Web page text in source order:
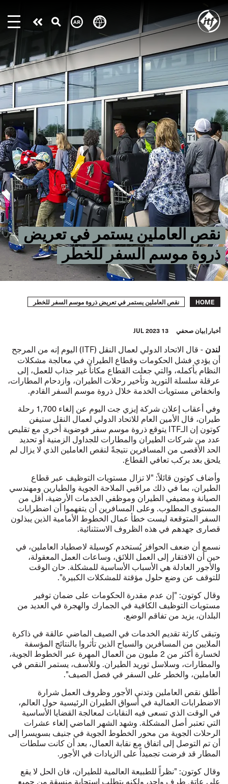
Skip
to
main
content
نقص العاملين يستمر في تعريض
ذروة موسم السفر للخطر
Take
action
Breadcrumb
HOME نقص العاملين يستمر في تعريض ذروة موسم السفر للخطر
أخبار بيان صحفي 13 JUL 2023
لندن
- قال الاتحاد الدولي لعمال النقل (ITF) اليوم إنه من المرجح
أن يؤدي فشل الحكومات وقطاع الطيران في معالجة مشكلات
النظام بأكمله، والتي جعلت القطاع مكاناً غير جذاب للعمل، إلى
عرقلة سلسلة التوريد وتأخير رحلات الطيران، وازدحام المطارات،
وانخفاض مستويات الخدمة خلال ذروة موسم السفر القادم.
وفي أعقاب إعلان شركة إيزي جت اليوم
عن إلغاء 1,700 رحلة
طيران، قال الأمين العام للاتحاد الدولي لعمال النقل ستيفن
كوتون إن الـITF يتوقع ذروة موسم سفر فوضوية أخرى مع تقليص
عدد من شركات الطيران والمطارات للجداول الزمنية أو تحديد
الحد الأقصى من المسافرين نتيجةً لنقص العاملين الذي لا يزال لم
يلحق بعد بركب تعافي القطاع.
وأضاف كوتون قائلاً: "لا تزال مستويات التوظيف عبر قطاع
الطيران، بما في ذلك مراقبي الملاحة الجوية والطيارين ومهندسي
الصيانة ومضيفي الطيران وموظفي الخدمات الأرضية، أقل من
المستوى المطلوب. وعلى المسافرين أن يتفهموا أن اضطرابات
السفر المتوقعة ليست خطأ عمال الخطوط الأمامية الذين يبذلون
قصارى جهدهم في هذه الظروف الاستثنائية.
نسمع أن ضعف الحوافز يُستخدم كوسيلة لاصطياد العاملين، في
حين أن الافتقار إلى العمل اللائق، وساعات العمل المعقولة،
والأجور العادلة هي الأسباب الأساسية للمشكلة. حان الوقت
للتوقف عن وضع حلول مؤقتة للمشكلات الكبيرة".
وقال كوتون: "إن عدم مقدرة الحكومات على ضمان توفير
مستويات التوظيف الكافية في الجمارك والهجرة في العديد من
البلدان، يزيد من تفاقم الوضع.
وتبقى كارثة تقديم الخدمات في الصيف الماضي عالقة في ذاكرة
الملايين من المسافرين والسياح الذين تأثروا بالنتائج المؤسفة
لخسارة أكثر من 2 مليون من العمال المهرة عبر الخطوط الجوية،
والمطارات، وسلاسل توريد الطيران. وللأسف، يستمر النقص في
العاملين، والخطر على السفر في فصل الصيف".
أطلق نقص العاملين وتدني الأجور وظروف العمل شرارة
الاضطرابات العمالية في أسواق الطيران الرئيسية حول العالم،
في الوقت الذي تسعى فيه النقابات لمعالجة القضايا الأساسية
التي تعتبر أصل المشكلة. وشهد الشهر الماضي إلغاء عشرات
الرحلات الجوية من محور الخطوط الجوية في جنيف بسويسرا إلى
أن تم التوصل إلى اتفاق مع نقابة العمال، بعد أن كانت سلطات
المطار قد فرضت تجميداً على الزيادات في الأجور.
وقال كوتون: "نظراً للطبيعة العالمية للطيران، فان الحل لا يقع
على عاتق طرف واحد، ولكنه يتطلب استجابة منسقة من جميع